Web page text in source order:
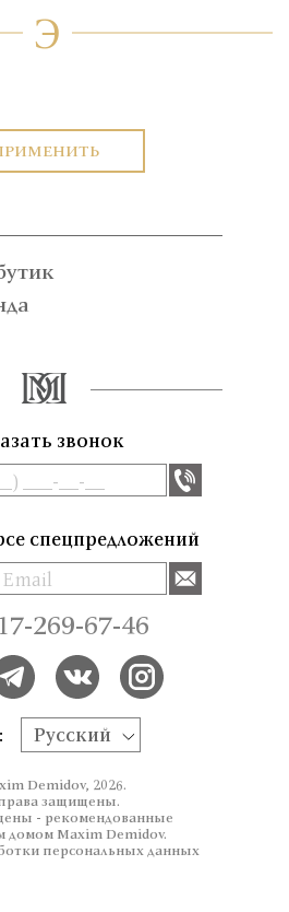
Э
звонок
спецпредложений
269-67-46
Русский
Demidov, 2026.
защищены.
- рекомендованные
домом Maxim Demidov.
персональных данных